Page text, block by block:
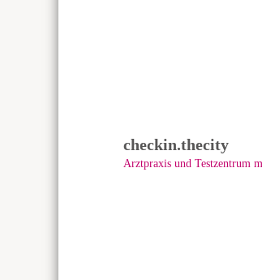
checkin.thecity
Arztpraxis und Testzentrum